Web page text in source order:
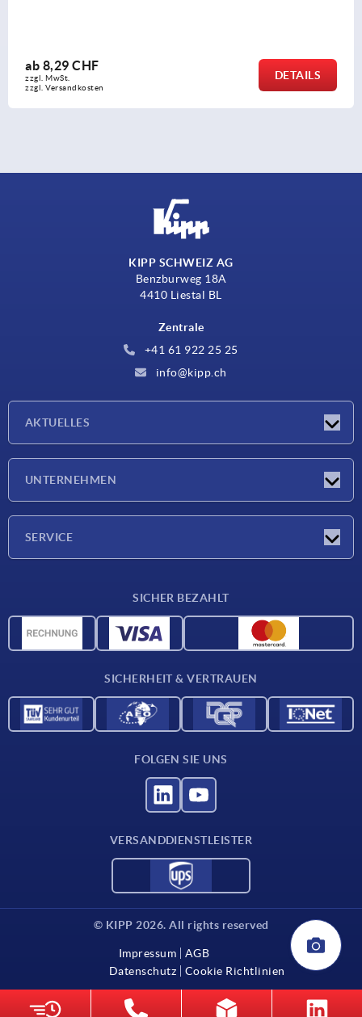
8,48 CHF
zzgl. Versandkosten
KIPP SCHWEIZ AG
Benzburweg 18A
4410 Liestal BL
Zentrale
+41 61 922 25 25
info@kipp.ch
AKTUELLES
UNTERNEHMEN
SERVICE
CAD-Daten
SICHER BEZAHLT
SICHERHEIT & VERTRAUEN
FOLGEN SIE UNS
VERSANDDIENSTLEISTER
© KIPP 2026. All rights reserved
Impressum
AGB
Datenschutz
Cookie Richtlinien